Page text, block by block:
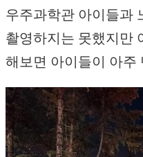
우주과학관 아이들과
촬영하지는 못했지만
해보면 아이들이 아주